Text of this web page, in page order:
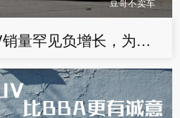
豆哥不卖车
豆车一分钟：SUV销量罕见负增长，为什么买的人越来越少？